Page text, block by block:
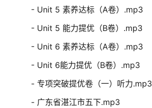
- Unit 5 素养达标（A卷）.mp3
- Unit 5 能力提优（B卷）.mp3
- Unit 6 素养达标（A卷）.mp3
- Unit 6能力提优（B卷）.mp3
- 专项突破提优卷（一）听力.mp3
- 广东省湛江市五下.mp3